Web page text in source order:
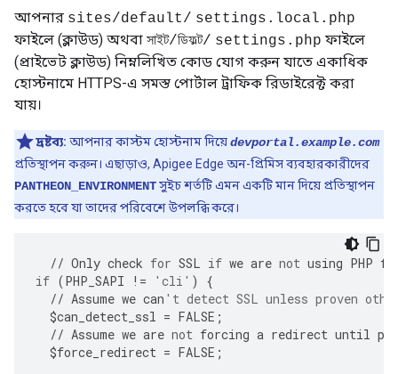
আপনার sites/default/ settings.local.php
ফাইলে (ক্লাউড) অথবা সাইট/ডিফল্ট/ settings.php ফাইলে
(প্রাইভেট ক্লাউড) নিম্নলিখিত কোড যোগ করুন যাতে একাধিক
হোস্টনামে HTTPS-এ সমস্ত পোর্টাল ট্রাফিক রিডাইরেক্ট করা
যায়।
দ্রষ্টব্য: আপনার কাস্টম হোস্টনাম দিয়েdevportal.example.com
প্রতিস্থাপন করুন। এছাড়াও, Apigee Edge অন-প্রিমিস ব্যবহারকারীদের
PANTHEON_ENVIRONMENTসুইচ শর্তটি এমন একটি মান দিয়ে প্রতিস্থাপন
করতে হবে যা তাদের পরিবেশে উপলব্ধি করে।
// Only check for SSL if we are not using PHP
if (PHP_SAPI != 'cli' )
{
// Assume we can 't detect SSL unless proven
$can_detect_ssl = FALSE ;
// Assume we are not forcing a redirect until
$force_redirect = FALSE ;